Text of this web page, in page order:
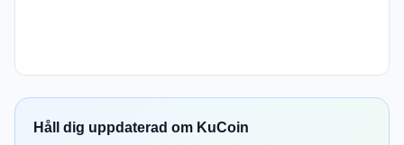
Håll dig uppdaterad om KuCoin